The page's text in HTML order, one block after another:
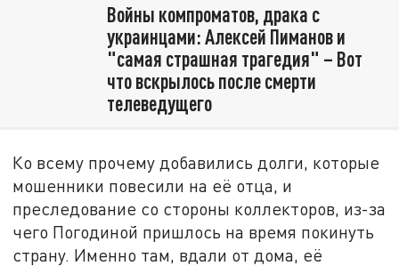
Войны компроматов, драка с
украинцами: Алексей Пиманов и
"самая страшная трагедия" – Вот
что вскрылось после смерти
телеведущего
Ко всему прочему добавились долги, которые
мошенники повесили на её отца, и
преследование со стороны коллекторов, из-за
чего Погодиной пришлось на время покинуть
страну. Именно там, вдали от дома, её